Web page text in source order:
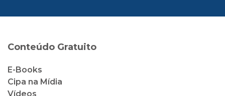
Conteúdo Gratuito
E-Books
Cipa na Mídia
Vídeos